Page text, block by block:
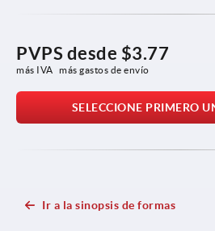
PVPS desde $3.77
más IVA más gastos de envío
SELECCIONE PRIMERO
Ir a la sinopsis de formas